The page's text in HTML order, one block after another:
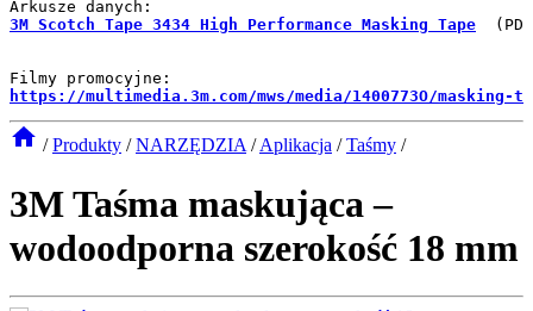
3M Scotch Tape 3434 High Performance Masking Tape
/ Produkty / NARZĘDZIA / Aplikacja / Taśmy /
3M Taśma maskująca –
wodoodporna szerokość 18 mm